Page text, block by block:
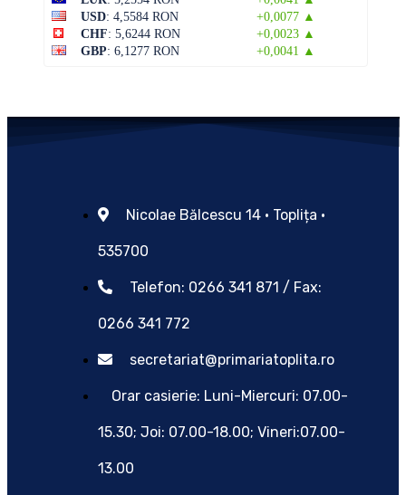
USD: 4,5584 RON
+0,0077 ▲
CHF: 5,6244 RON
+0,0023 ▲
GBP: 6,1277 RON +0,0041 ▲
Nicolae Bălcescu 14 • Toplița •
535700
Telefon: 0266 341 871 / Fax:
0266 341 772
secretariat@primariatoplita.ro
Orar casierie: Luni-Miercuri: 07.00-
15.30; Joi: 07.00-18.00; Vineri:07.00-
13.00